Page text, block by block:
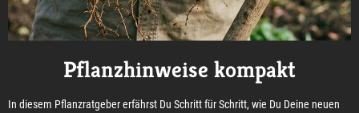
Pflanzhinweise kompakt
In diesem Pflanzratgeber erfährst Du Schritt für Schritt, wie Du Deine neuen